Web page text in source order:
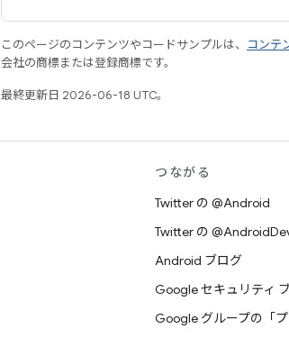
このページのコンテンツやコードサンプルは、 コンテ
会社の商標または登録商標です。
最終更新日 2026-06-18 UTC。
つながる
Twitter の @Android
Twitter の
Android ブログ
Google セキュリティ
Google グループの「